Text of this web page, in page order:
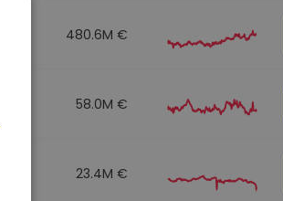
480.6M €
58.0M €
23.4M €